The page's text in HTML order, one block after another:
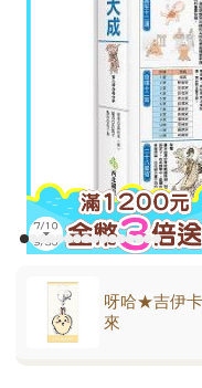
呀哈★吉伊
來